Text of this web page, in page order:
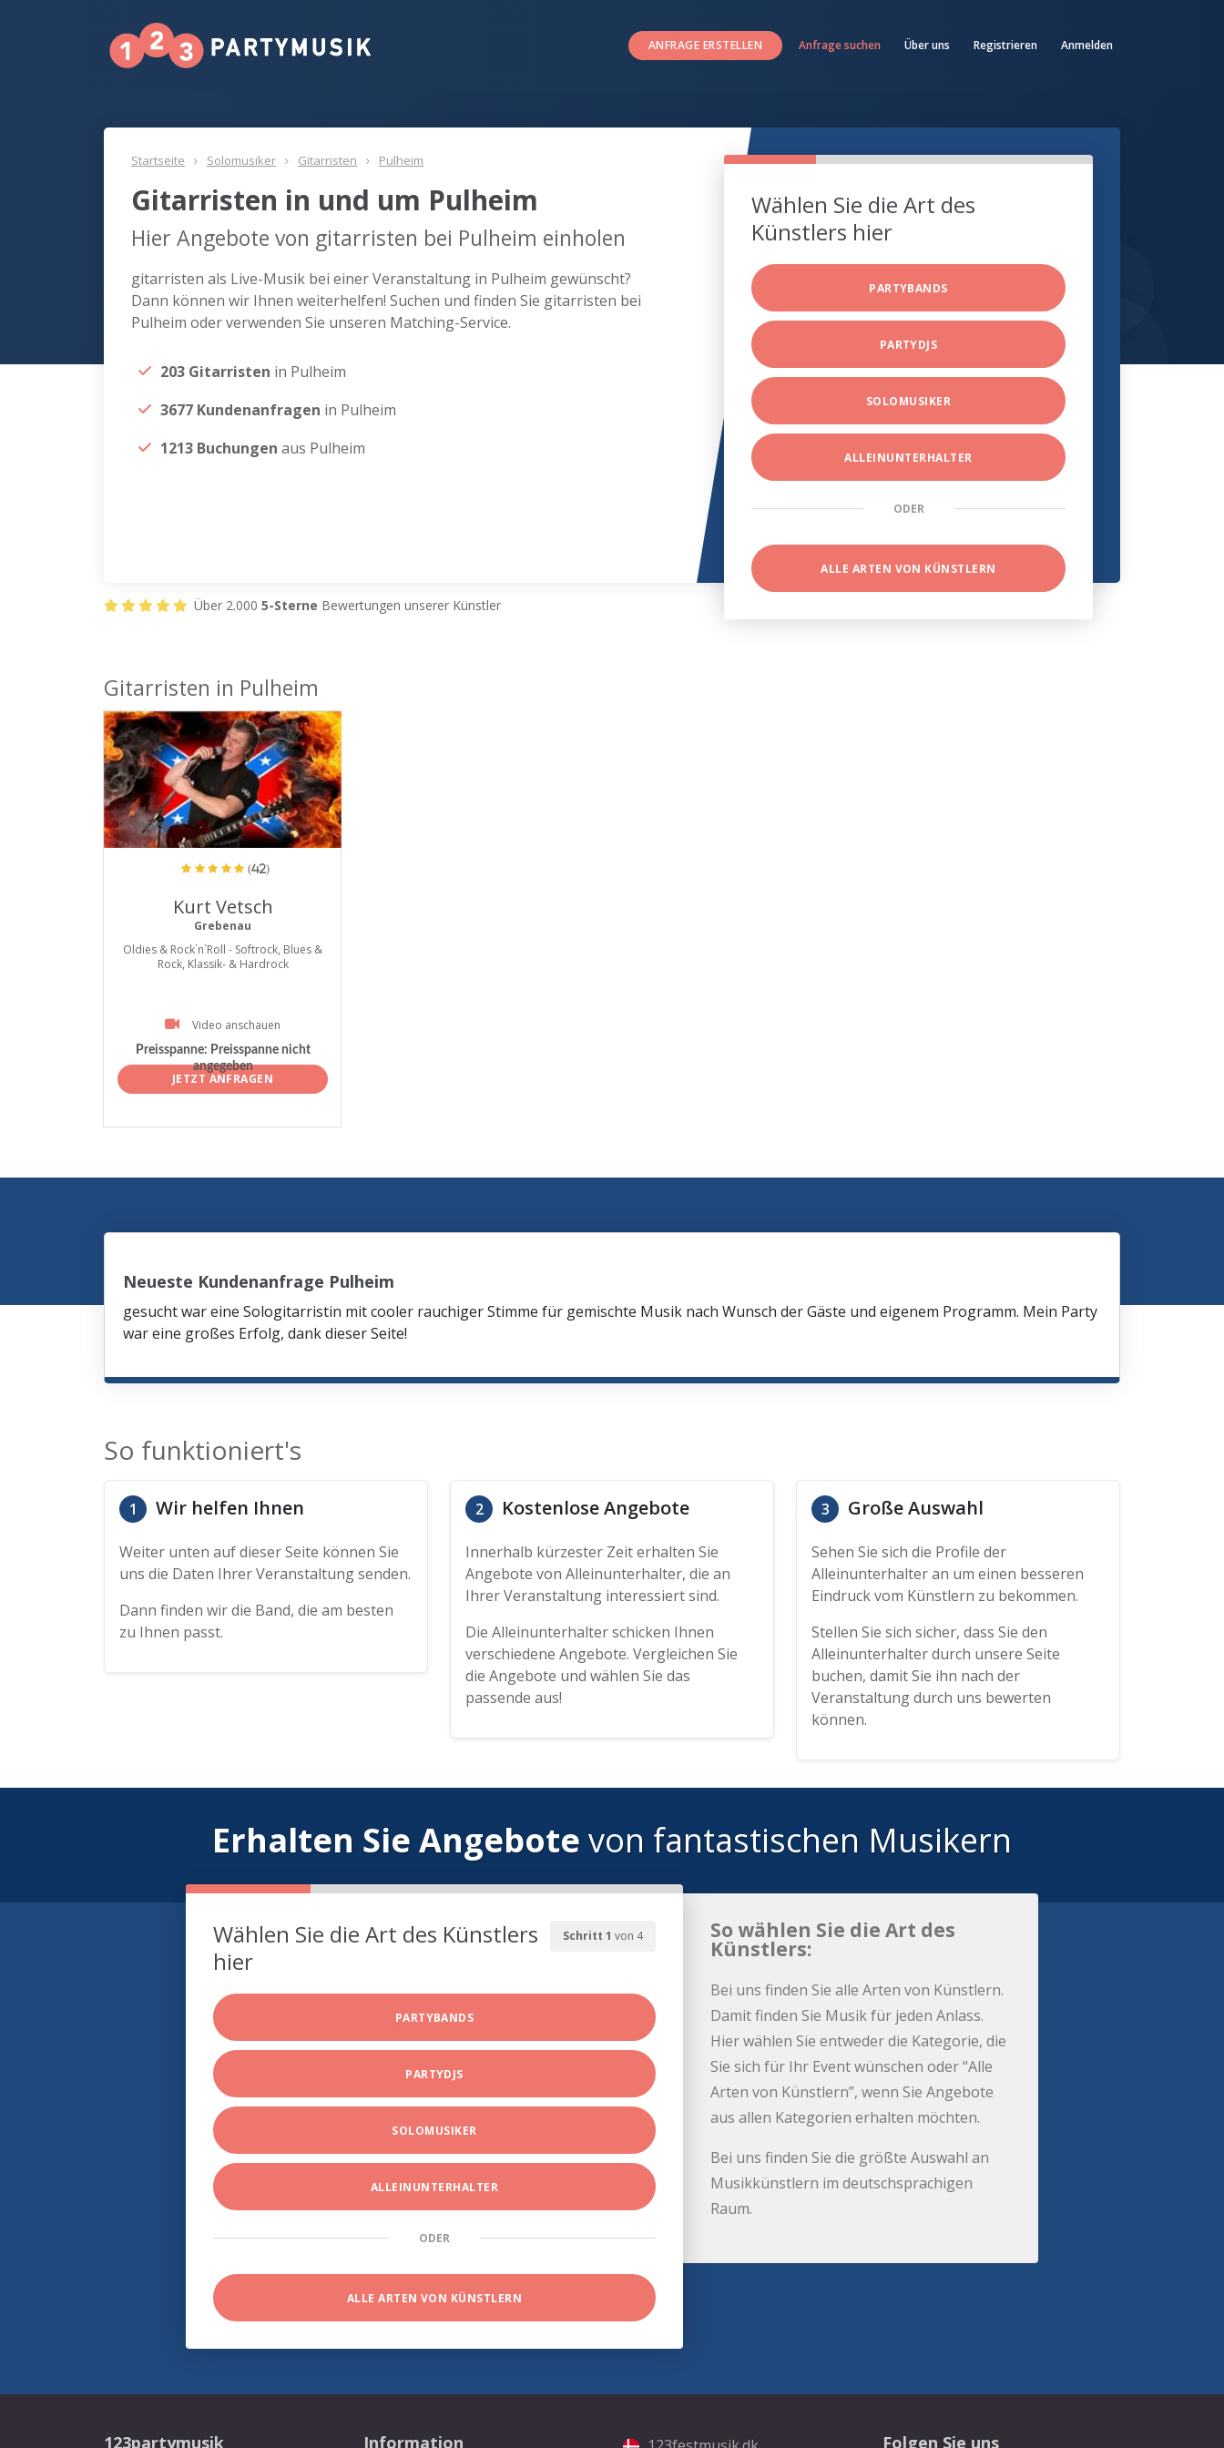
ANFRAGE ERSTELLEN Anfrage suchen Über uns Registrieren Anmelden
Startseite Solomusiker Gitarristen Pulheim
Gitarristen in und um Pulheim
Hier Angebote von gitarristen bei Pulheim einholen
gitarristen als Live-Musik bei einer Veranstaltung in Pulheim gewünscht?
Dann können wir Ihnen weiterhelfen! Suchen und finden Sie gitarristen bei
Pulheim oder verwenden Sie unseren Matching-Service.
203 Gitarristen in Pulheim
3677 Kundenanfragen in Pulheim
1213 Buchungen aus Pulheim
Wählen Sie die Art des
Künstlers hier
PARTYBANDS
PARTYDJS
SOLOMUSIKER
ALLEINUNTERHALTER
ODER
ALLE ARTEN VON KÜNSTLERN
Über 2.000 5-Sterne Bewertungen unserer Künstler
Gitarristen in Pulheim
ProArtist
(42)
Kurt Vetsch
Grebenau
Oldies & Rock`n`Roll - Softrock, Blues &
Rock, Klassik- & Hardrock
Video anschauen
Preisspanne: Preisspanne nicht
angegeben
JETZT ANFRAGEN
Neueste Kundenanfrage Pulheim
gesucht war eine Sologitarristin mit cooler rauchiger Stimme für gemischte Musik nach Wunsch der Gäste und eigenem Programm. Mein Party
war eine großes Erfolg, dank dieser Seite!
So funktioniert's
1 Wir helfen Ihnen
Weiter unten auf dieser Seite können Sie
uns die Daten Ihrer Veranstaltung senden.
Dann finden wir die Band, die am besten
zu Ihnen passt.
2 Kostenlose Angebote
Innerhalb kürzester Zeit erhalten Sie
Angebote von Alleinunterhalter, die an
Ihrer Veranstaltung interessiert sind.
Die Alleinunterhalter schicken Ihnen
verschiedene Angebote. Vergleichen Sie
die Angebote und wählen Sie das
passende aus!
3 Große Auswahl
Sehen Sie sich die Profile der
Alleinunterhalter an um einen besseren
Eindruck vom Künstlern zu bekommen.
Stellen Sie sich sicher, dass Sie den
Alleinunterhalter durch unsere Seite
buchen, damit Sie ihn nach der
Veranstaltung durch uns bewerten
können.
Erhalten Sie Angebote von fantastischen Musikern
Schritt 1 von 4
Wählen Sie die Art des Künstlers
hier
PARTYBANDS
PARTYDJS
SOLOMUSIKER
ALLEINUNTERHALTER
ODER
ALLE ARTEN VON KÜNSTLERN
So wählen Sie die Art des
Künstlers:
Bei uns finden Sie alle Arten von Künstlern.
Damit finden Sie Musik für jeden Anlass.
Hier wählen Sie entweder die Kategorie, die
Sie sich für Ihr Event wünschen oder “Alle
Arten von Künstlern”, wenn Sie Angebote
aus allen Kategorien erhalten möchten.
Bei uns finden Sie die größte Auswahl an
Musikkünstlern im deutschsprachigen
Raum.
123partymusik Information Folgen Sie uns